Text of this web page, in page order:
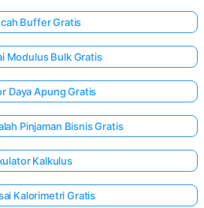
Buffer Gratis
Modulus Bulk Gratis
Daya Apung Gratis
Pinjaman Bisnis Gratis
Kalkulus
Kalorimetri Gratis